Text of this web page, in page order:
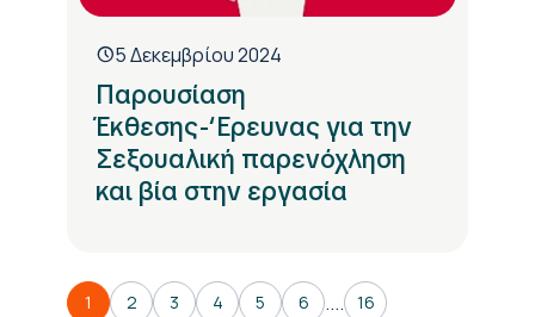
5 Δεκεμβρίου 2024
Παρουσίαση
Έκθεσης-‘Ερευνας για την
Σεξουαλική παρενόχληση
και βία στην εργασία
1 2 3 4 5 6 .... 16